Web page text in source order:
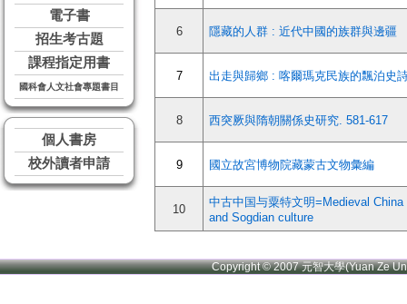
電子書
招生考古題
課程指定用書
國科會人文社會專題書目
個人書房
校外讀者申請
6 隱藏的人群 : 近代中國的族群與邊疆
7 出走與歸鄉 : 喀爾瑪克民族的飄泊史
8 西突厥與隋朝關係史研究. 581-617
9 國立故宮博物院藏蒙古文物彙編
10
中古中国与粟特文明=Medieval China
and Sogdian culture
Copyright © 2007 元智大學(Yuan Ze